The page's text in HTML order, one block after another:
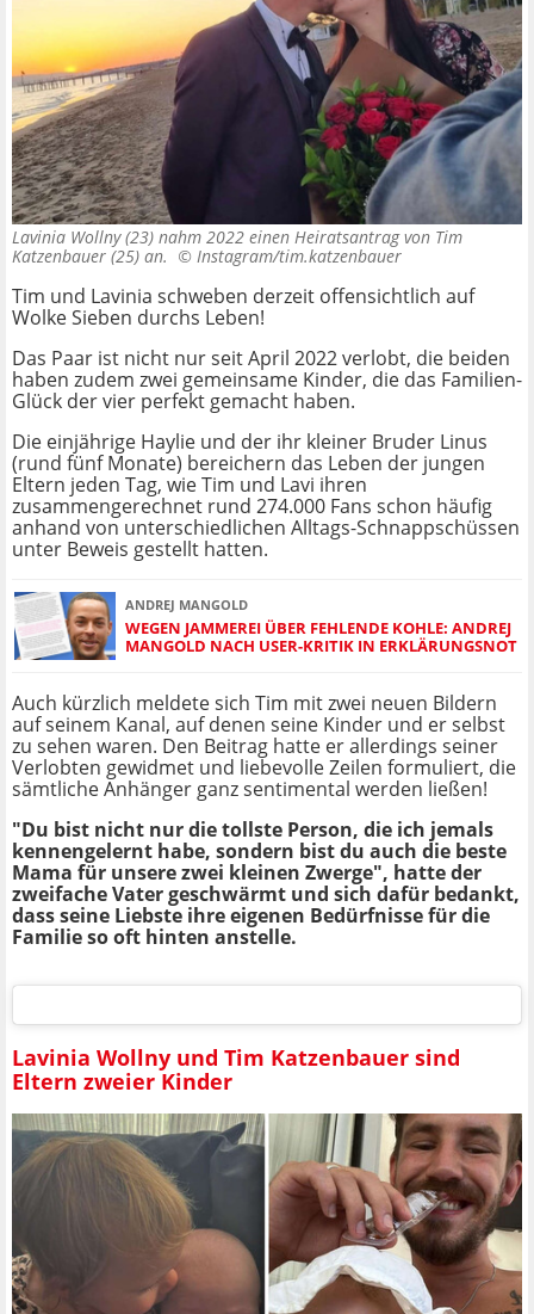
Lavinia Wollny (23) nahm 2022 einen Heiratsantrag von Tim
Katzenbauer (25) an. © Instagram/tim.katzenbauer
Tim und Lavinia schweben derzeit offensichtlich auf
Wolke Sieben durchs Leben!
Das Paar ist nicht nur seit April 2022 verlobt, die beiden
haben zudem zwei gemeinsame Kinder, die das Familien-
Glück der vier perfekt gemacht haben.
Die einjährige Haylie und der ihr kleiner Bruder Linus
(rund fünf Monate) bereichern das Leben der jungen
Eltern jeden Tag, wie Tim und Lavi ihren
zusammengerechnet rund 274.000 Fans schon häufig
anhand von unterschiedlichen Alltags-Schnappschüssen
unter Beweis gestellt hatten.
ANDREJ MANGOLD
WEGEN JAMMEREI ÜBER FEHLENDE KOHLE: ANDREJ
MANGOLD NACH USER-KRITIK IN ERKLÄRUNGSNOT
Auch kürzlich meldete sich Tim mit zwei neuen Bildern
auf seinem Kanal, auf denen seine Kinder und er selbst
zu sehen waren. Den Beitrag hatte er allerdings seiner
Verlobten gewidmet und liebevolle Zeilen formuliert, die
sämtliche Anhänger ganz sentimental werden ließen!
"Du bist nicht nur die tollste Person, die ich jemals
kennengelernt habe, sondern bist du auch die beste
Mama für unsere zwei kleinen Zwerge", hatte der
zweifache Vater geschwärmt und sich dafür bedankt,
dass seine Liebste ihre eigenen Bedürfnisse für die
Familie so oft hinten anstelle.
Lavinia Wollny und Tim Katzenbauer sind
Eltern zweier Kinder